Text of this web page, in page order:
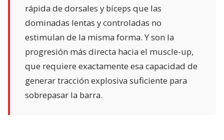
rápida de dorsales y bíceps que las
dominadas lentas y controladas no
estimulan de la misma forma. Y son la
progresión más directa hacia el muscle-up,
que requiere exactamente esa capacidad de
generar tracción explosiva suficiente para
sobrepasar la barra.